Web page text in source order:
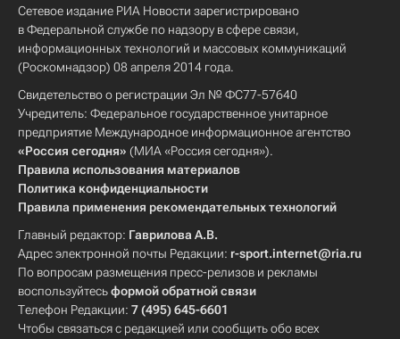
Сетевое издание РИА Новости зарегистрировано
в Федеральной службе по надзору в сфере связи,
информационных технологий и массовых коммуникаций
(Роскомнадзор) 08 апреля 2014 года.
Свидетельство о регистрации Эл № ФС77-57640
Учредитель: Федеральное государственное унитарное
предприятие Международное информационное агентство
«Россия сегодня» (МИА «Россия сегодня»).
Правила использования материалов
Политика конфиденциальности
Правила применения рекомендательных технологий
Главный редактор: Гаврилова А.В.
Адрес электронной почты Редакции: r-sport.internet@ria.ru
По вопросам размещения пресс-релизов и рекламы
воспользуйтесьформой обратной связи
Телефон Редакции: 7 (495) 645-6601
Чтобы связаться с редакцией или сообщить обо всех